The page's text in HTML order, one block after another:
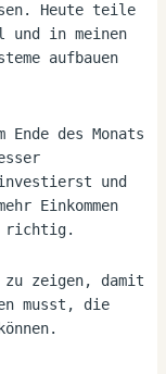
Heute teile
und in meinen
aufbauen
Ende des Monats
und
Einkommen
richtig.
zeigen, damit
musst, die